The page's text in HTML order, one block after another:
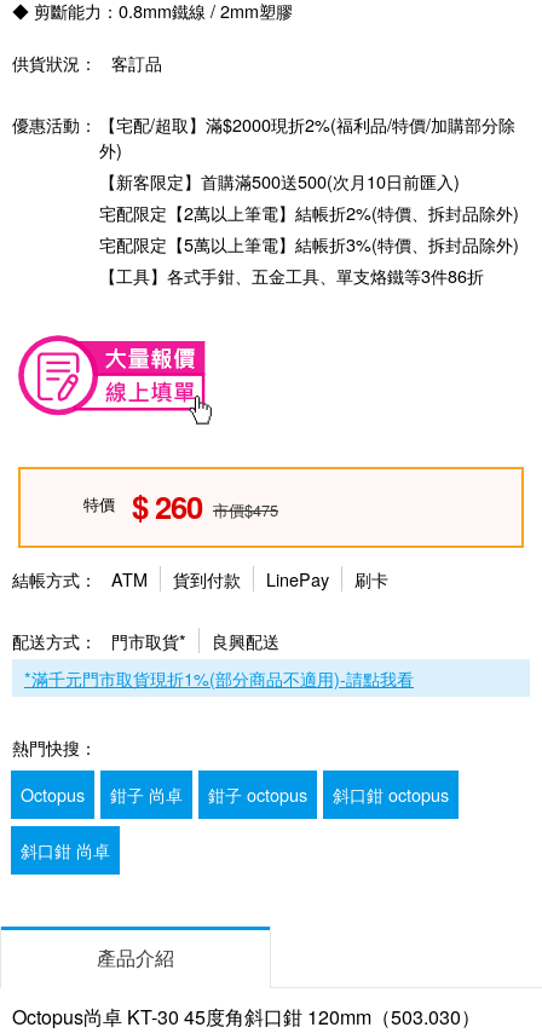
◆ 剪斷能力：0.8mm鐵線 / 2mm塑膠
供貨狀況： 客訂品
優惠活動：
【宅配/超取】滿$2000現折2%(福利品/特價/加購部分除
外)
【新客限定】首購滿500送500(次月10日前匯入)
宅配限定【2萬以上筆電】結帳折2%(特價、拆封品除外)
宅配限定【5萬以上筆電】結帳折3%(特價、拆封品除外)
【工具】各式手鉗、五金工具、單支烙鐵等3件86折
特價 260 市價$475
結帳方式： ATM 貨到付款 LinePay 刷卡
配送方式： 門市取貨*
良興配送
*滿千元門市取貨現折1%(部分商品不適用)-請點我看
熱門快搜：
Octopus
鉗子 尚卓 鉗子 octopus 斜口鉗 octopus
斜口鉗 尚卓
產品介紹
Octopus尚卓 KT-30 45度角斜口鉗 120mm（503.030）